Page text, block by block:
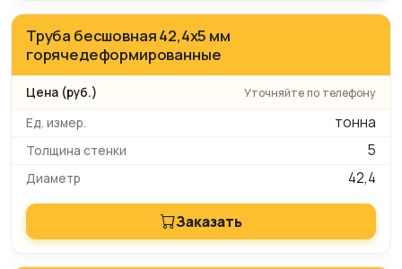
Труба бесшовная 42,4х5 мм
горячедеформированные
Уточняйте по телефону
тонна
5
42,4
Заказать